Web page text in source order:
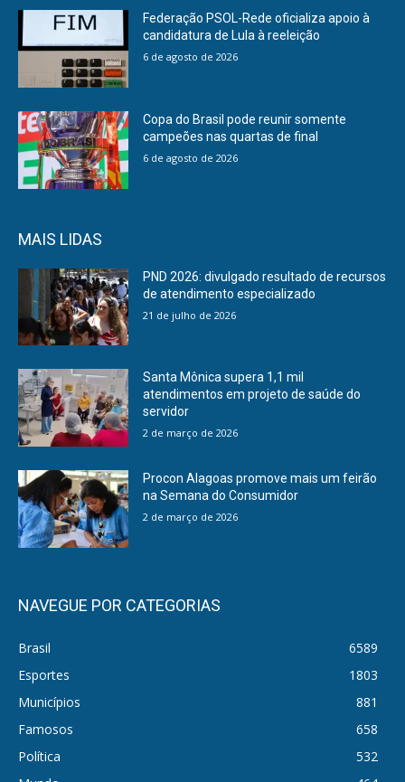
Federação PSOL-Rede oficializa apoio à
candidatura de Lula à reeleição
6 de agosto de 2026
Copa do Brasil pode reunir somente
campeões nas quartas de final
6 de agosto de 2026
MAIS LIDAS
PND 2026: divulgado resultado de recursos
de atendimento especializado
21 de julho de 2026
Santa Mônica supera 1,1 mil
atendimentos em projeto de saúde do
servidor
2 de março de 2026
Procon Alagoas promove mais um feirão
na Semana do Consumidor
2 de março de 2026
NAVEGUE POR CATEGORIAS
Brasil
6589
Esportes
1803
Municípios
881
Famosos
658
Política
532